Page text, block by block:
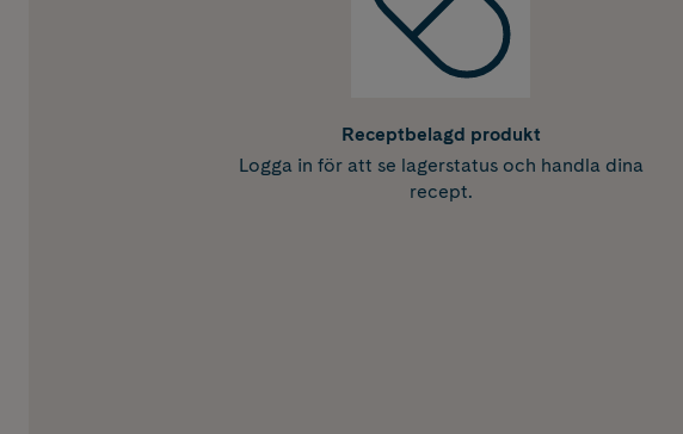
Receptbelagd produkt
Logga in för att se lagerstatus och handla dina
recept.